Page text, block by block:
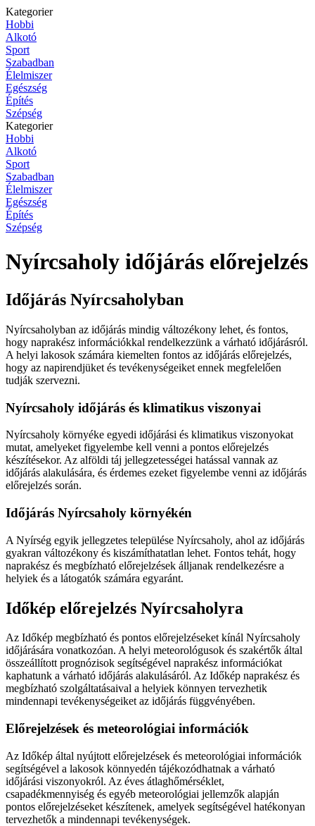
Kategorier
Hobbi
Alkotó
Sport
Szabadban
Élelmiszer
Egészség
Építés
Szépség
Kategorier
Hobbi
Alkotó
Sport
Szabadban
Élelmiszer
Egészség
Építés
Szépség
Nyírcsaholy időjárás előrejelzés
Időjárás Nyírcsaholyban
Nyírcsaholyban az időjárás mindig változékony lehet, és fontos,
hogy naprakész információkkal rendelkezzünk a várható időjárásról.
A helyi lakosok számára kiemelten fontos az időjárás előrejelzés,
hogy az napirendjüket és tevékenységeiket ennek megfelelően
tudják szervezni.
Nyírcsaholy időjárás és klimatikus viszonyai
Nyírcsaholy környéke egyedi időjárási és klimatikus viszonyokat
mutat, amelyeket figyelembe kell venni a pontos előrejelzés
készítésekor. Az alföldi táj jellegzetességei hatással vannak az
időjárás alakulására, és érdemes ezeket figyelembe venni az időjárás
előrejelzés során.
Időjárás Nyírcsaholy környékén
A Nyírség egyik jellegzetes települése Nyírcsaholy, ahol az időjárás
gyakran változékony és kiszámíthatatlan lehet. Fontos tehát, hogy
naprakész és megbízható előrejelzések álljanak rendelkezésre a
helyiek és a látogatók számára egyaránt.
Időkép előrejelzés Nyírcsaholyra
Az Időkép megbízható és pontos előrejelzéseket kínál Nyírcsaholy
időjárására vonatkozóan. A helyi meteorológusok és szakértők által
összeállított prognózisok segítségével naprakész információkat
kaphatunk a várható időjárás alakulásáról. Az Időkép naprakész és
megbízható szolgáltatásaival a helyiek könnyen tervezhetik
mindennapi tevékenységeiket az időjárás függvényében.
Előrejelzések és meteorológiai információk
Az Időkép által nyújtott előrejelzések és meteorológiai információk
segítségével a lakosok könnyedén tájékozódhatnak a várható
időjárási viszonyokról. Az éves átlaghőmérséklet,
csapadékmennyiség és egyéb meteorológiai jellemzők alapján
pontos előrejelzéseket készítenek, amelyek segítségével hatékonyan
tervezhetők a mindennapi tevékenységek.